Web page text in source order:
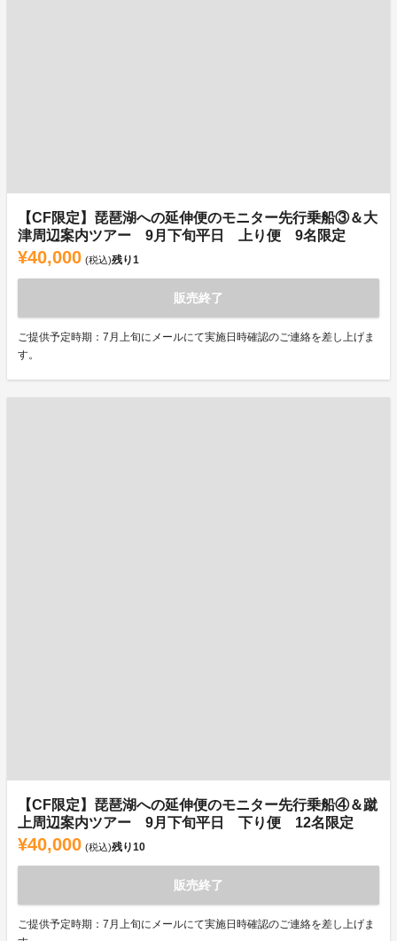
【CF限定】琵琶湖への延伸便のモニター先行乗船③＆大
津周辺案内ツアー 9月下旬平日 上り便 9名限定
¥40,000 (税込)残り1
販売終了
ご提供予定時期：7月上旬にメールにて実施日時確認のご連絡を差し上げま
す。
【CF限定】琵琶湖への延伸便のモニター先行乗船④＆蹴
上周辺案内ツアー 9月下旬平日 下り便 12名限定
¥40,000 (税込)残り10
販売終了
ご提供予定時期：7月上旬にメールにて実施日時確認のご連絡を差し上げま